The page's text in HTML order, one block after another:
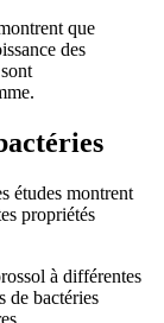
que
des
études montrent
propriétés
à différentes
de bactéries